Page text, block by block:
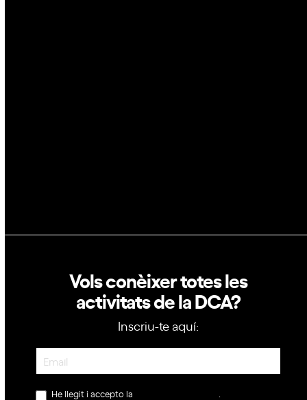
Vols conèixer totes les
activitats de la DCA?
Inscriu-te aquí:
He llegit i accepto la